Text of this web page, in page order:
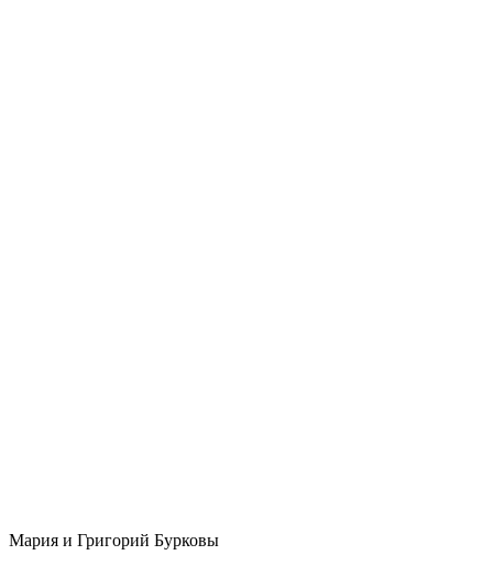
Мария и Григорий Бурковы